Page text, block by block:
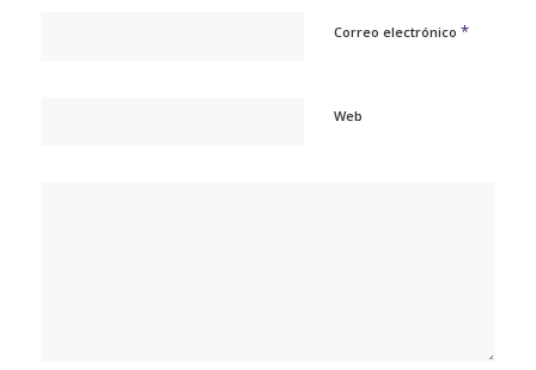
Correo electrónico *
Web